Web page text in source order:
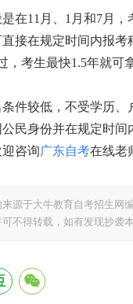
在11 月、 1 月和7月，
接在规定时间内报考
，考生最快1.5年就可
件较低，不受学历
民身份并在规定时间
咨询广东自考在线老
源于大牛教育自考招生网
不得转载，如有发现抄袭